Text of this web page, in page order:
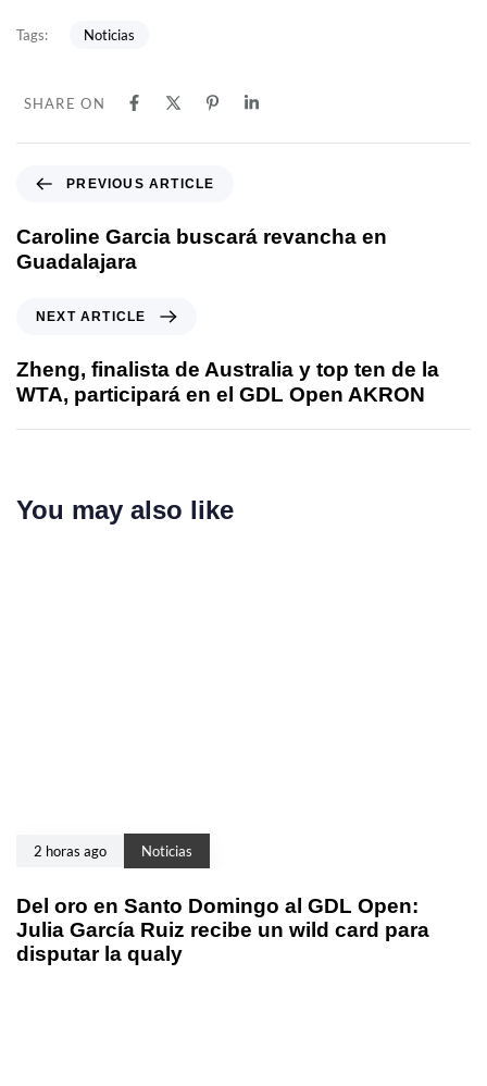
Tags: Noticias
SHARE ON
PREVIOUS ARTICLE
Caroline Garcia buscará revancha en
Guadalajara
NEXT ARTICLE
Zheng, finalista de Australia y top ten de la
WTA, participará en el GDL Open AKRON
You may also like
2 horas ago Noticias
Del oro en Santo Domingo al GDL Open:
Julia García Ruiz recibe un wild card para
disputar la qualy